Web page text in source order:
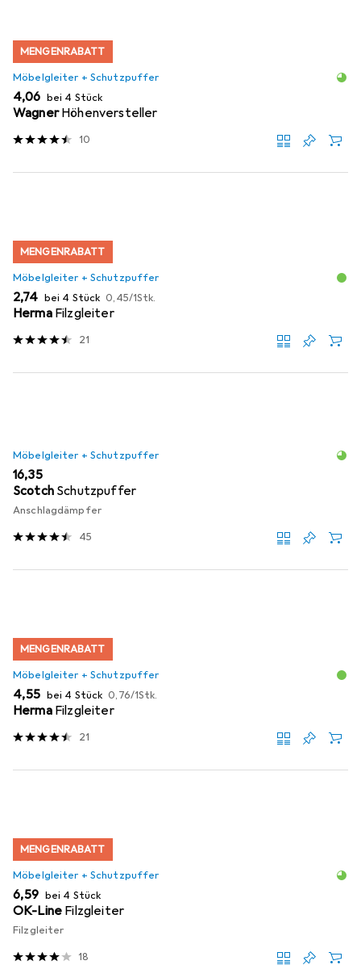
MENGENRABATT
Möbelgleiter + Schutzpuffer
EUR
4,06 bei 4 Stück
Wagner Höhenversteller
10
MENGENRABATT
Möbelgleiter + Schutzpuffer
EUR
2,74 bei 4 Stück EUR
0,45/1Stk.
Herma Filzgleiter
21
Möbelgleiter + Schutzpuffer
EUR
16,35
Scotch Schutzpuffer
Anschlagdämpfer
45
MENGENRABATT
Möbelgleiter + Schutzpuffer
EUR
4,55 bei 4 Stück EUR
0,76/1Stk.
Herma Filzgleiter
21
MENGENRABATT
Möbelgleiter + Schutzpuffer
EUR
6,59 bei 4 Stück
OK-Line Filzgleiter
Filzgleiter
18